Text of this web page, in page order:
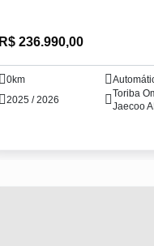
R$ 236.990,00
0km
2025 / 2026
Toriba
Jaecoo